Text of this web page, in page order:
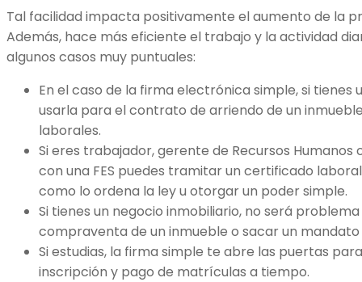
Tal facilidad impacta positivamente el aumento de la
Además, hace más eficiente el trabajo y la actividad
algunos casos muy puntuales:
En el caso de la firma electrónica simple, si tienes
usarla para el contrato de arriendo de un
laborales.
Si eres trabajador, gerente de Recursos Humanos
con una FES puedes tramitar un certificado
como lo ordena la ley u otorgar un poder simple.
Si tienes un negocio inmobiliario, no será
compraventa de un inmueble o sacar un
Si estudias, la firma simple te abre las puertas
inscripción y pago de matrículas a tiempo.